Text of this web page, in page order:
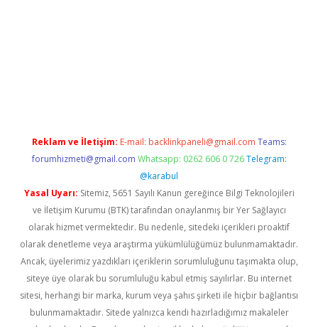
Reklam ve İletişim: E-mail: backlinkpaneli@gmail.com Teams:
forumhizmeti@gmail.com Whatsapp: 0262 606 0 726 Telegram:
@karabul
Yasal Uyarı: Sitemiz, 5651 Sayılı Kanun gereğince Bilgi Teknolojileri
ve İletişim Kurumu (BTK) tarafından onaylanmış bir Yer Sağlayıcı
olarak hizmet vermektedir. Bu nedenle, sitedeki içerikleri proaktif
olarak denetleme veya araştırma yükümlülüğümüz bulunmamaktadır.
Ancak, üyelerimiz yazdıkları içeriklerin sorumluluğunu taşımakta olup,
siteye üye olarak bu sorumluluğu kabul etmiş sayılırlar. Bu internet
sitesi, herhangi bir marka, kurum veya şahıs şirketi ile hiçbir bağlantısı
bulunmamaktadır. Sitede yalnızca kendi hazırladığımız makaleler